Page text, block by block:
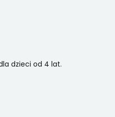
dzieci od 4 lat.